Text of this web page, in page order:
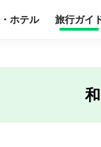
ホテル 旅行ガイ